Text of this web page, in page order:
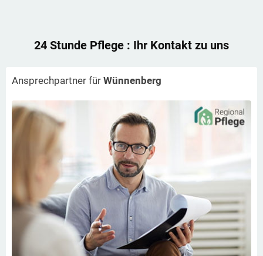
24 Stunde Pflege : Ihr Kontakt zu uns
Ansprechpartner für Wünnenberg